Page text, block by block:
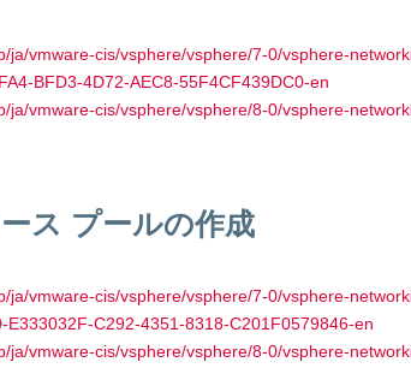
ja/vmware-cis/vsphere/vsphere/7-0/vsphere-
BFD3-4D72-AEC8-55F4CF439DC0-en
ja/vmware-cis/vsphere/vsphere/8-0/vsphere-
ス プールの作成
ja/vmware-cis/vsphere/vsphere/7-0/vsphere-
E333032F-C292-4351-8318-C201F0579846-en
ja/vmware-cis/vsphere/vsphere/8-0/vsphere-